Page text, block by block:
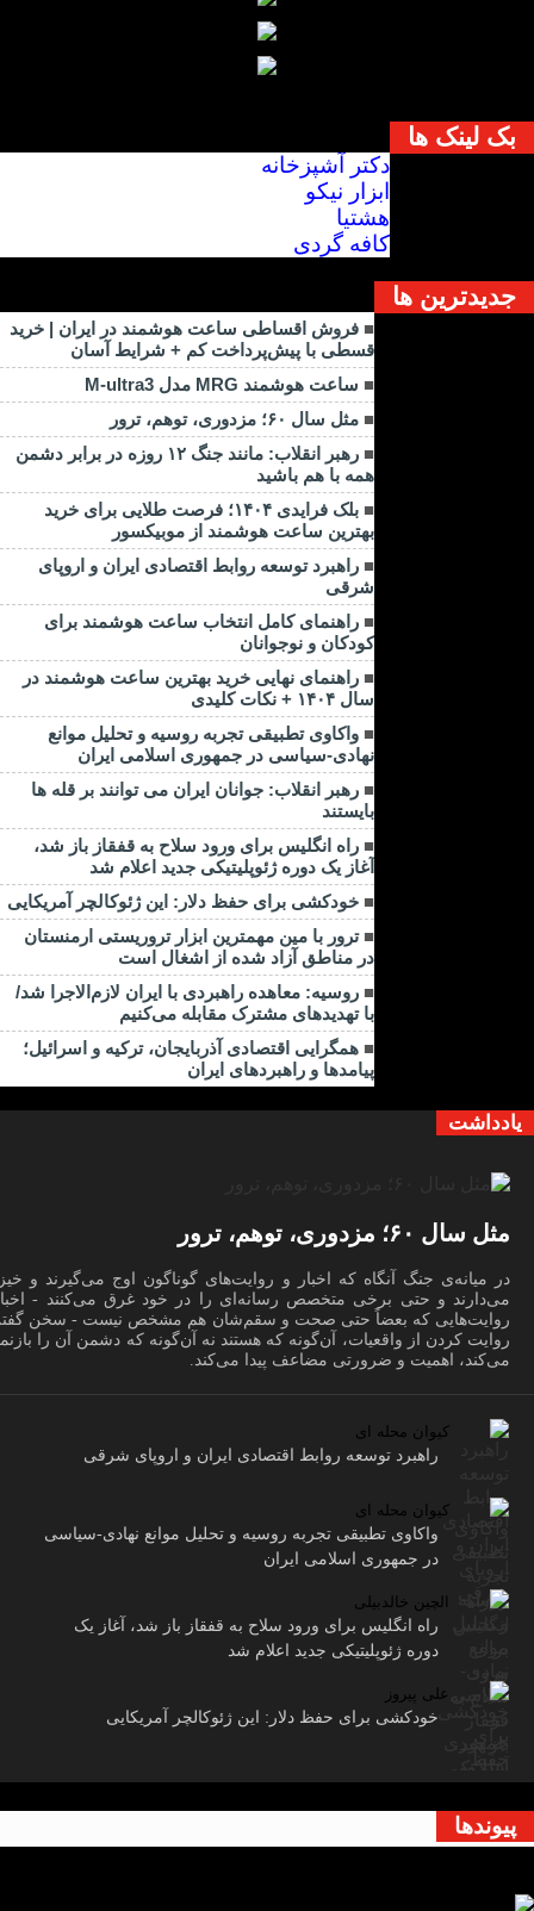
بک لینک ها
دکتر آشپزخانه
ابزار نیکو
هشتیا
کافه گردی
جديدترين ها
فروش اقساطی ساعت هوشمند در ایران | خرید
قسطی با پیش‌پرداخت کم + شرایط آسان
ساعت هوشمند MRG مدل M-ultra3
مثل سال ۶۰؛ مزدوری، توهم، ترور
رهبر انقلاب: مانند جنگ ۱۲ روزه در برابر دشمن
همه با هم باشید
بلک فرایدی ۱۴۰۴؛ فرصت طلایی برای خرید
بهترین ساعت هوشمند از موبیکسور
راهبرد توسعه روابط اقتصادی ایران و اروپای
شرقی
راهنمای کامل انتخاب ساعت هوشمند برای
کودکان و نوجوانان
راهنمای نهایی خرید بهترین ساعت هوشمند در
سال ۱۴۰۴ + نکات کلیدی
واکاوی تطبیقی تجربه روسیه و تحلیل موانع
نهادی-سیاسی در جمهوری اسلامی ایران
رهبر انقلاب: جوانان ایران می توانند بر قله ها
بایستند
راه انگلیس برای ورود سلاح به قفقاز باز شد،
آغاز یک دوره ژئوپلیتیکی جدید اعلام شد
خودکشی برای حفظ دلار: این ژئوکالچر آمریکایی
ترور با مین مهمترین ابزار تروریستی ارمنستان
در مناطق آزاد شده از اشغال است
روسیه: معاهده راهبردی با ایران لازم‌الاجرا شد/
با تهدیدهای مشترک مقابله می‌کنیم
همگرایی اقتصادی آذربایجان، ترکیه و اسرائیل؛
پیامدها و راهبردهای ایران
یادداشت
مثل سال ۶۰؛ مزدوری، توهم، ترور
در میانه‌ی جنگ آنگاه که اخبار و روایت‌های گوناگون اوج می‌گیرند و
می‌دارند و حتی برخی متخصص رسانه‌ای را در خود غرق می‌کنند -
روایت‌هایی که بعضاً حتی صحت و سقم‌شان هم مشخص نیست - سخن
روایت کردن از واقعیات، آن‌گونه که هستند نه آن‌گونه که دشمن آن را
می‌کند، اهمیت و ضرورتی مضاعف پیدا می‌کند.
کیوان محله ای
راهبرد توسعه روابط اقتصادی ایران و اروپای شرقی
کیوان محله ای
واکاوی تطبیقی تجربه روسیه و تحلیل موانع نهادی-سیاسی
در جمهوری اسلامی ایران
الچین خالدبیلی
راه انگلیس برای ورود سلاح به قفقاز باز شد، آغاز یک
دوره ژئوپلیتیکی جدید اعلام شد
علی پیروز
خودکشی برای حفظ دلار: این ژئوکالچر آمریکایی
پیوندها